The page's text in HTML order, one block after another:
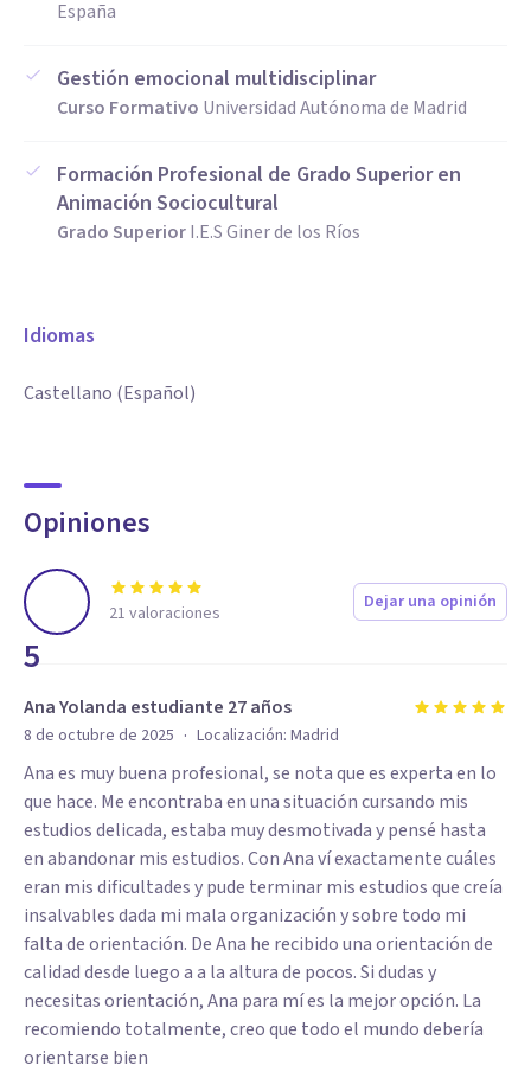
España
Gestión emocional multidisciplinar
Curso Formativo Universidad Autónoma de Madrid
Formación Profesional de Grado Superior en
Animación Sociocultural
Grado SuperiorI.E.S Giner de los Ríos
Idiomas
Castellano (Español)
Opiniones
5
21 valoraciones Dejar una opinión
Ana Yolanda estudiante 27 años
8 de octubre de 2025 · Localización: Madrid
Ana es muy buena profesional, se nota que es experta en lo
que hace. Me encontraba en una situación cursando mis
estudios delicada, estaba muy desmotivada y pensé hasta
en abandonar mis estudios. Con Ana ví exactamente cuáles
eran mis dificultades y pude terminar mis estudios que creía
insalvables dada mi mala organización y sobre todo mi
falta de orientación. De Ana he recibido una orientación de
calidad desde luego a a la altura de pocos. Si dudas y
necesitas orientación, Ana para mí es la mejor opción. La
recomiendo totalmente, creo que todo el mundo debería
orientarse bien